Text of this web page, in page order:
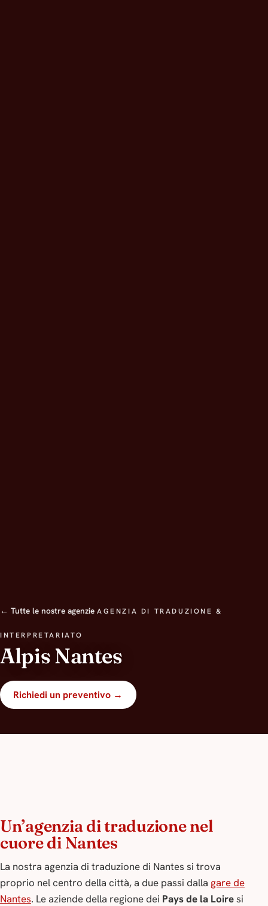
← Tutte le nostre agenzie AGENZIA DI TRADUZIONE &
INTERPRETARIATO
Alpis Nantes
Richiedi un preventivo →
Un’agenzia di traduzione nel
cuore di Nantes
La nostra agenzia di traduzione di Nantes si trova
proprio nel centro della città, a due passi dalla gare de
Nantes. Le aziende della regione dei Pays de la Loiresi